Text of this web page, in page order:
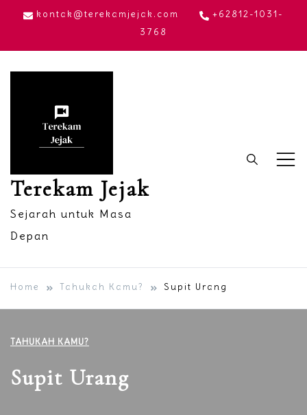
Skip
content
kontak@terekamjejak.com
+62812-1031-
3768
Terekam Jejak
Sejarah untuk Masa
Depan
Home Tahukah Kamu? Supit Urang
TAHUKAH KAMU?
Supit Urang